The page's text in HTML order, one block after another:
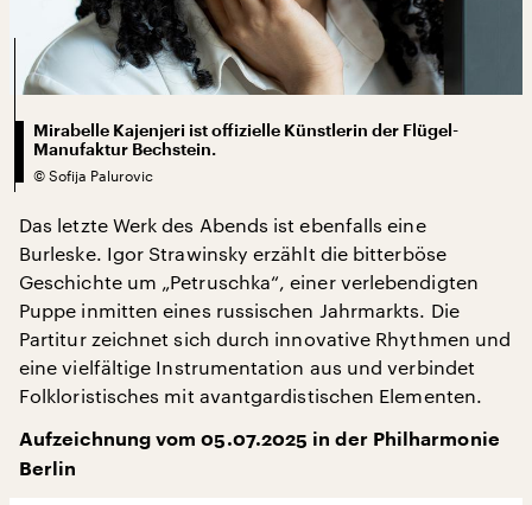
Mirabelle Kajenjeri ist offizielle Künstlerin der Flügel-
Manufaktur Bechstein.
© Sofija Palurovic
Das letzte Werk des Abends ist ebenfalls eine
Burleske. Igor Strawinsky erzählt die bitterböse
Geschichte um „Petruschka“, einer verlebendigten
Puppe inmitten eines russischen Jahrmarkts. Die
Partitur zeichnet sich durch innovative Rhythmen und
eine vielfältige Instrumentation aus und verbindet
Folkloristisches mit avantgardistischen Elementen.
Aufzeichnung vom 05.07.2025 in der Philharmonie
Berlin